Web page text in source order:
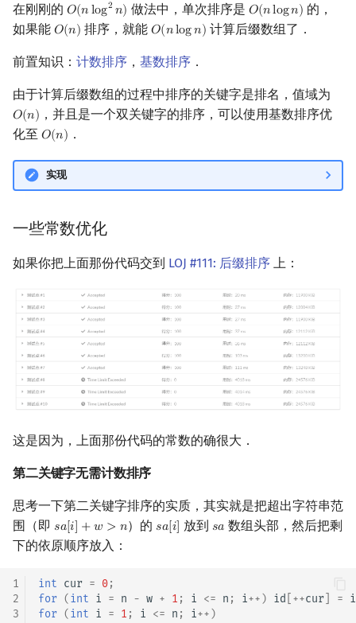
在刚刚的 𝑂(𝑛log2 𝑛)
O(nlog2n) 做法中，单次排序是 𝑂(𝑛log𝑛)
O(nlogn)
的，
如果能 𝑂(𝑛)
O(n) 排序，就能𝑂(𝑛log𝑛)
O(nlogn) 计算后缀数组了．
前置知识： 计数排序 ， 基数排序 ．
由于计算后缀数组的过程中排序的关键字是排名，值域为
𝑂(𝑛)
O(n) ，并且是一个双关键字的排序，可以使用基数排序优
化至 𝑂(𝑛)
O(n) ．
实现
一些常数优化
如果你把上面那份代码交到 LOJ #111: 后缀排序 上：
这是因为，上面那份代码的常数的确很大．
第二关键字无需计数排序
思考一下第二关键字排序的实质，其实就是把超出字符串范
围（即 𝑠𝑎[𝑖] +𝑤 > 𝑛
sa [i +w >n ）的 𝑠𝑎[𝑖]
sa [i 放到 𝑠𝑎
sa 数组头部，然后把剩
下的依原顺序放入：
1
2
3
int cur = 0;
for (int i = n - w + 1 ; i <= n ; i++) id ++cur = i
for (int i = 1 ; i <= n ; i++)